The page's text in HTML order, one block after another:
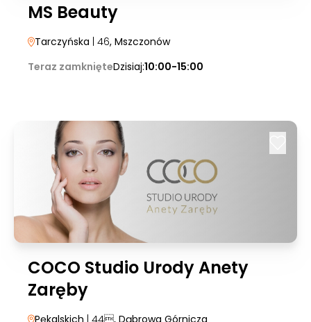
MS Beauty
Tarczyńska | 46, Mszczonów
Teraz zamknięteDzisiaj:10:00-15:00
COCO Studio Urody Anety
Zaręby
Pękalskich | 44, Dąbrowa Górnicza